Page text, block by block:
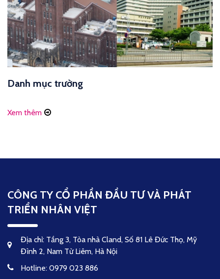
Danh mục trường
Xem thêm
CÔNG TY CỔ PHẦN ĐẦU TƯ VÀ PHÁT
TRIỂN NHÂN VIỆT
Địa chỉ: Tầng 3, Tòa nhà Cland, Số 81 Lê Đức Thọ, Mỹ
Đình 2, Nam Từ Liêm, Hà Nội
Hotline: 0979 023 886